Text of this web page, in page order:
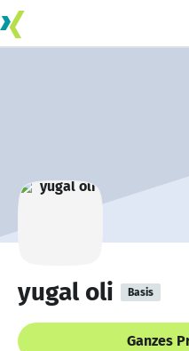
yugal oli Basis
Ganzes